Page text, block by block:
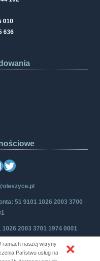
010
636
51 9101 1026 2003 3700
1026 2003 3701 1974 0001
ramach naszej witryny
Państwu usług na